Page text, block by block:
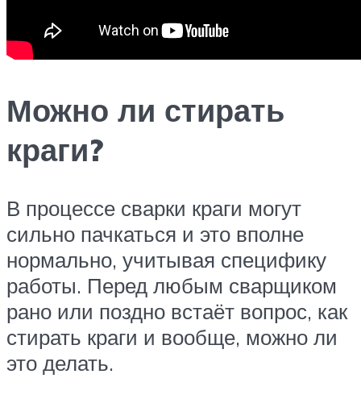
Можно ли стирать
краги?
В процессе сварки краги могут
сильно пачкаться и это вполне
нормально, учитывая специфику
работы. Перед любым сварщиком
рано или поздно встаёт вопрос, как
стирать краги и вообще, можно ли
это делать.